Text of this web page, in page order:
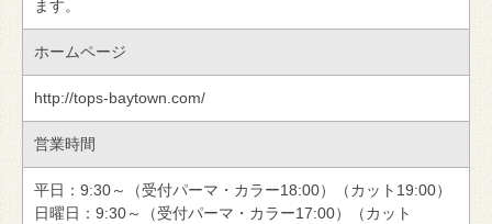
ます。
ホームページ
http://tops-baytown.com/
営業時間
平日：9:30～（受付パーマ・カラー18:00）（カット19:00）
日曜日：9:30～（受付パーマ・カラー17:00）（カット